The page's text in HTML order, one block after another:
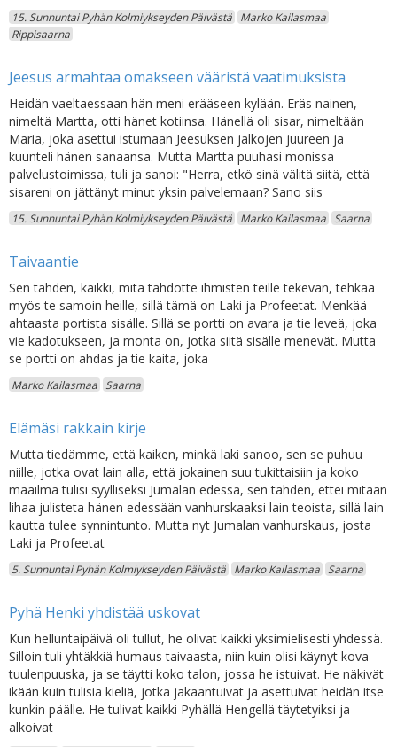
15. Sunnuntai Pyhän Kolmiykseyden Päivästä
Marko Kailasmaa
Rippisaarna
Jeesus armahtaa omakseen vääristä vaatimuksista
Heidän vaeltaessaan hän meni erääseen kylään. Eräs nainen,
nimeltä Martta, otti hänet kotiinsa. Hänellä oli sisar, nimeltään
Maria, joka asettui istumaan Jeesuksen jalkojen juureen ja
kuunteli hänen sanaansa. Mutta Martta puuhasi monissa
palvelustoimissa, tuli ja sanoi: "Herra, etkö sinä välitä siitä, että
sisareni on jättänyt minut yksin palvelemaan? Sano siis
15. Sunnuntai Pyhän Kolmiykseyden Päivästä Marko Kailasmaa Saarna
Taivaantie
Sen tähden, kaikki, mitä tahdotte ihmisten teille tekevän, tehkää
myös te samoin heille, sillä tämä on Laki ja Profeetat. Menkää
ahtaasta portista sisälle. Sillä se portti on avara ja tie leveä, joka
vie kadotukseen, ja monta on, jotka siitä sisälle menevät. Mutta
se portti on ahdas ja tie kaita, joka
Marko Kailasmaa Saarna
Elämäsi rakkain kirje
Mutta tiedämme, että kaiken, minkä laki sanoo, sen se puhuu
niille, jotka ovat lain alla, että jokainen suu tukittaisiin ja koko
maailma tulisi syylliseksi Jumalan edessä, sen tähden, ettei mitään
lihaa julisteta hänen edessään vanhurskaaksi lain teoista, sillä lain
kautta tulee synnintunto. Mutta nyt Jumalan vanhurskaus, josta
Laki ja Profeetat
5. Sunnuntai Pyhän Kolmiykseyden Päivästä Marko Kailasmaa Saarna
Pyhä Henki yhdistää uskovat
Kun helluntaipäivä oli tullut, he olivat kaikki yksimielisesti yhdessä.
Silloin tuli yhtäkkiä humaus taivaasta, niin kuin olisi käynyt kova
tuulenpuuska, ja se täytti koko talon, jossa he istuivat. He näkivät
ikään kuin tulisia kieliä, jotka jakaantuivat ja asettuivat heidän itse
kunkin päälle. He tulivat kaikki Pyhällä Hengellä täytetyiksi ja
alkoivat